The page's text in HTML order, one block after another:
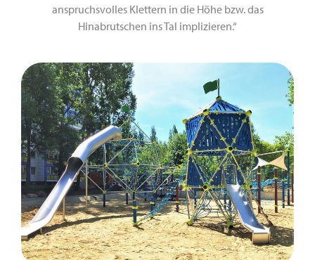
anspruchsvolles Klettern in die Höhe bzw. das
Hinabrutschen ins Tal implizieren.“